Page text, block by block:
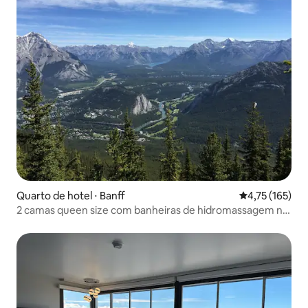
Quarto de hotel ⋅ Banff 4,75 de uma
4,75 (165)
2 camas queen size com banheiras de hidromassagem no